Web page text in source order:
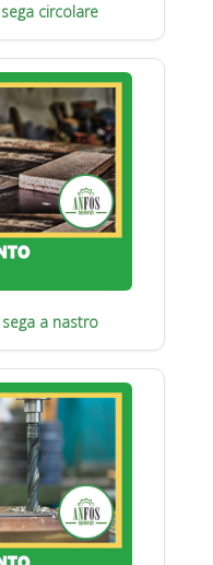
circolare
a nastro